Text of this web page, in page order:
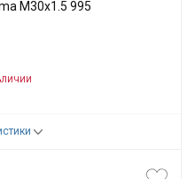
M30x1.5 995